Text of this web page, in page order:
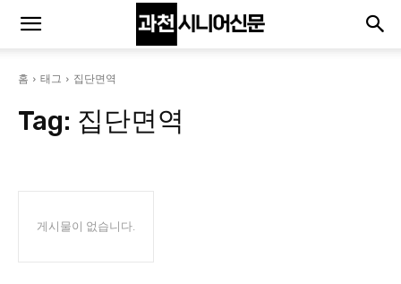
홈 태그 집단면역
Tag: 집단면역
게시물이 없습니다.